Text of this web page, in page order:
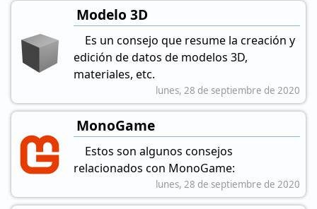
Modelo 3D
Es un consejo que resume la creación y
edición de datos de modelos 3D,
materiales, etc.
lunes, 28 de septiembre de 2020
MonoGame
Estos son algunos consejos
relacionados con MonoGame:
lunes, 28 de septiembre de 2020